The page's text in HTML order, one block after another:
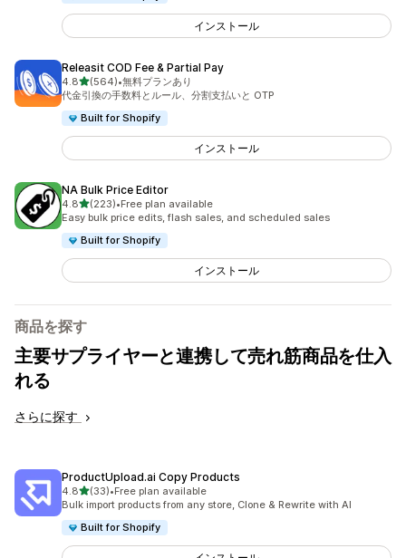
インストール
Releasit COD Fee & Partial Pay
4.85つ星中
(564)
合計レビュー数：564件
•無料プランあり
代金引換の手数料とルール、分割支払いと OTP
Built for Shopify
インストール
NA Bulk Price Editor
4.85つ星中
(223)
合計レビュー数：223件
•Free plan available
Easy bulk price edits, flash sales, and scheduled sales
Built for Shopify
インストール
商品を探す
主要サプライヤーと連携して売れ筋商品を仕入
れる
さらに探す
ProductUpload.ai Copy Products
4.85つ星中
(33)
合計レビュー数：33件
•Free plan available
Bulk import products from any store, Clone & Rewrite with AI
Built for Shopify